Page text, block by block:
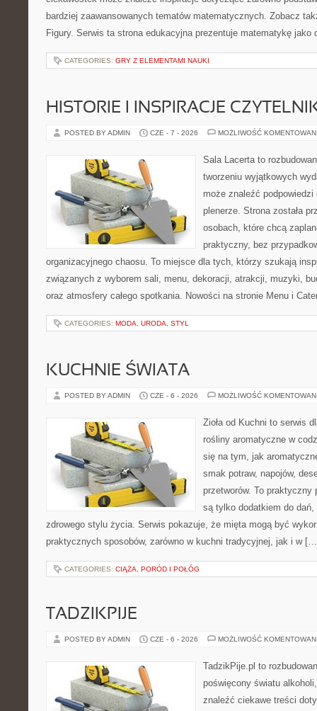
bardziej zaawansowanych tematów matematycznych. Zobacz
Figury. Serwis ta strona edukacyjna prezentuje matematykę
CATEGORIES: GRY Z ELEMENTAMI NAUKI
HISTORIE I INSPIRACJE
POSTED BY ADMIN CZE - 7 - 2026 MOŻLIWOŚĆ
Sala Lacerta to
tworzeniu wyjątkowych
może znaleźć
plenerze. Strona została
osobach, które chcą
praktyczny, bez
organizacyjnego chaosu. To miejsce dla tych, którzy szukają
związanych z wyborem sali, menu, dekoracji, atrakcji, muzyki,
oraz atmosfery całego spotkania. Nowości na stronie Menu i
CATEGORIES: MODA, URODA, STYL
KUCHNIE ŚWIATA
POSTED BY ADMIN CZE - 6 - 2026 MOŻLIWOŚĆ
Zioła od Kuchni to serwis
rośliny aromatyczne w
się na tym, jak
smak potraw, napojów,
przetworów. To praktyczny
są tylko dodatkiem do
zdrowego stylu życia. Serwis pokazuje, że mięta mogą być
praktycznych sposobów, zarówno w kuchni tradycyjnej, jak i w
CATEGORIES: CIĄŻA, PORÓD I POŁÓG
TADZIKPIJE
POSTED BY ADMIN CZE - 6 - 2026 MOŻLIWOŚĆ
TadzikPije.pl to
poświęcony światu
znaleźć ciekawe treści